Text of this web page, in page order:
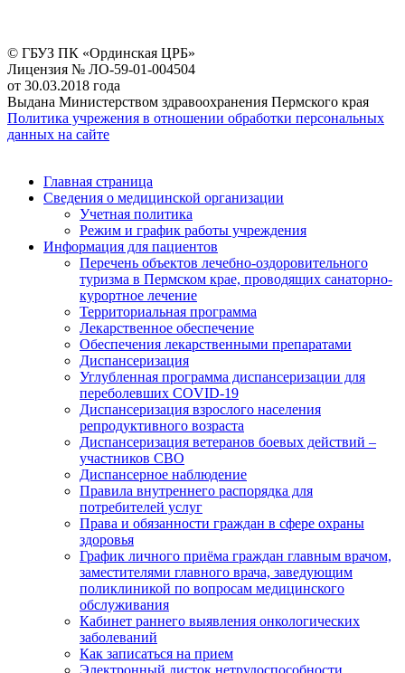
© ГБУЗ ПК «Ординская ЦРБ»
Лицензия № ЛО-59-01-004504
от 30.03.2018 года
Выдана Министерством здравоохранения Пермского края
Политика учрежения в отношении обработки персональных
данных на сайте
Главная страница
Сведения о медицинской организации
Учетная политика
Режим и график работы учреждения
Информация для пациентов
Перечень объектов лечебно-оздоровительного
туризма в Пермском крае, проводящих санаторно-
курортное лечение
Территориальная программа
Лекарственное обеспечение
Обеспечения лекарственными препаратами
Диспансеризация
Углубленная программа диспансеризации для
переболевших COVID-19
Диспансеризация взрослого населения
репродуктивного возраста
Диспансеризация ветеранов боевых действий –
участников СВО
Диспансерное наблюдение
Правила внутреннего распорядка для
потребителей услуг
Права и обязанности граждан в сфере охраны
здоровья
График личного приёма граждан главным врачом,
заместителями главного врача, заведующим
поликлиникой по вопросам медицинского
обслуживания
Кабинет раннего выявления онкологических
заболеваний
Как записаться на прием
Электронный листок нетрудоспособности